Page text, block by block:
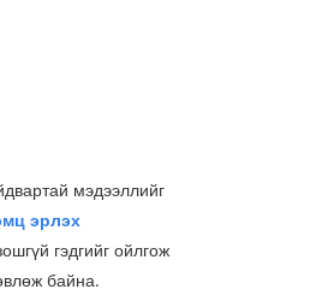
мэдээллийг
эрлэх
гэдгийг ойлгож
байна.